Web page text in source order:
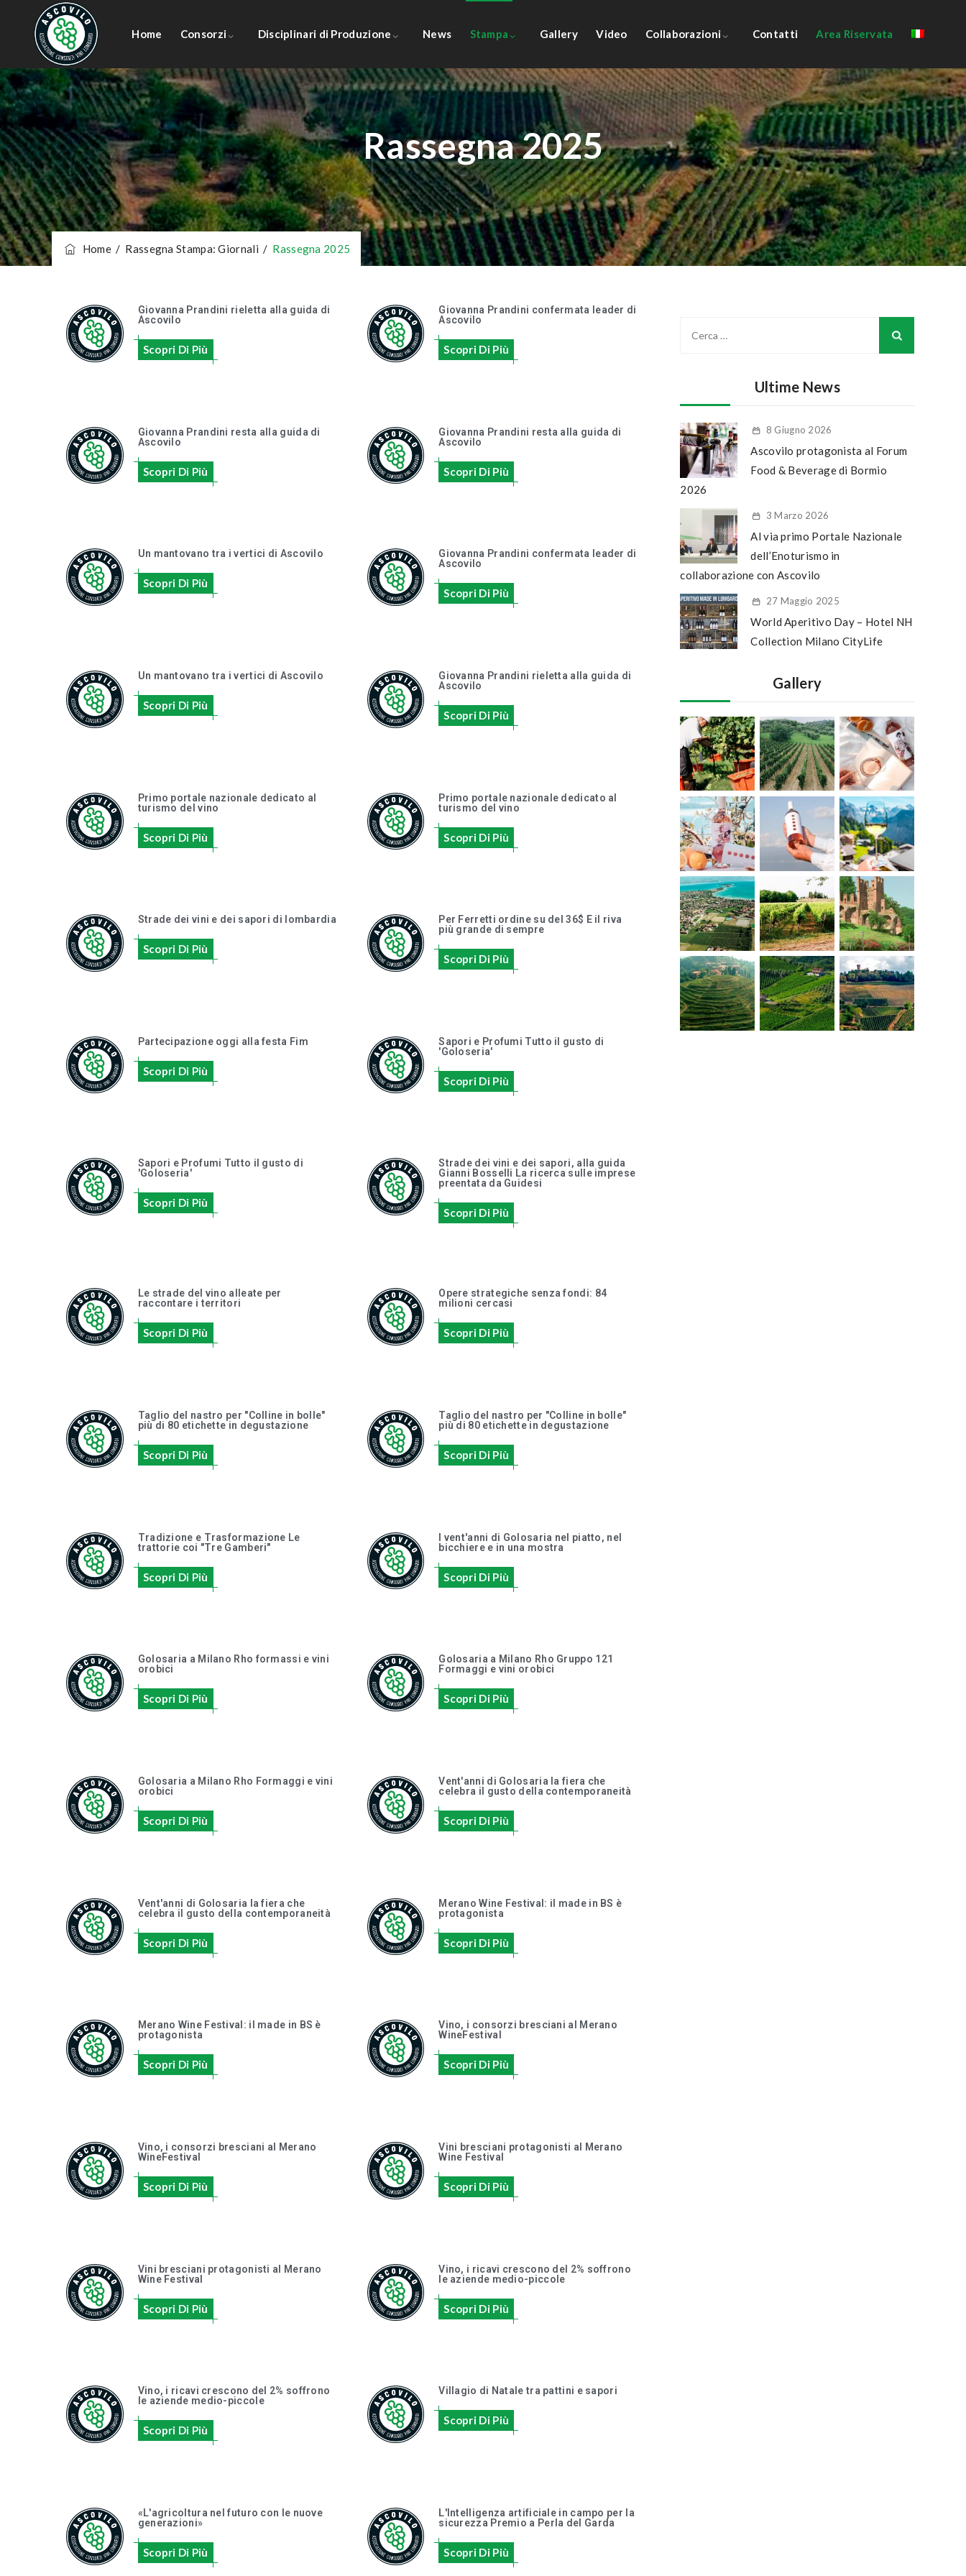
Home Consorzi Disciplinari di Produzione News Stampa Gallery Video Collaborazioni Contatti Area Riservata
Rassegna 2025
Home/ Rassegna Stampa: Giornali / Rassegna 2025
Giovanna Prandini rieletta alla guida di
Ascovilo
Scopri Di Più
Giovanna Prandini confermata leader di
Ascovilo
Scopri Di Più
Giovanna Prandini resta alla guida di
Ascovilo
Scopri Di Più
Giovanna Prandini resta alla guida di
Ascovilo
Scopri Di Più
Un mantovano tra i vertici di Ascovilo
Scopri Di Più
Giovanna Prandini confermata leader di
Ascovilo
Scopri Di Più
Un mantovano tra i vertici di Ascovilo
Scopri Di Più
Giovanna Prandini rieletta alla guida di
Ascovilo
Scopri Di Più
Primo portale nazionale dedicato al
turismo del vino
Scopri Di Più
Primo portale nazionale dedicato al
turismo del vino
Scopri Di Più
Strade dei vini e dei sapori di lombardia
Scopri Di Più
Per Ferretti ordine su del 36$ E il riva
più grande di sempre
Scopri Di Più
Partecipazione oggi alla festa Fim
Scopri Di Più
Sapori e Profumi Tutto il gusto di
'Goloseria'
Scopri Di Più
Sapori e Profumi Tutto il gusto di
'Goloseria'
Scopri Di Più
Strade dei vini e dei sapori, alla guida
Gianni Bosselli La ricerca sulle imprese
preentata da Guidesi
Scopri Di Più
Le strade del vino alleate per
raccontare i territori
Scopri Di Più
Opere strategiche senza fondi: 84
milioni cercasi
Scopri Di Più
Taglio del nastro per "Colline in bolle"
più di 80 etichette in degustazione
Scopri Di Più
Taglio del nastro per "Colline in bolle"
più di 80 etichette in degustazione
Scopri Di Più
Tradizione e Trasformazione Le
trattorie coi "Tre Gamberi"
Scopri Di Più
I vent'anni di Golosaria nel piatto, nel
bicchiere e in una mostra
Scopri Di Più
Golosaria a Milano Rho formassi e vini
orobici
Scopri Di Più
Golosaria a Milano Rho Gruppo 121
Formaggi e vini orobici
Scopri Di Più
Golosaria a Milano Rho Formaggi e vini
orobici
Scopri Di Più
Vent'anni di Golosaria la fiera che
celebra il gusto della contemporaneità
Scopri Di Più
Vent'anni di Golosaria la fiera che
celebra il gusto della contemporaneità
Scopri Di Più
Merano Wine Festival: il made in BS è
protagonista
Scopri Di Più
Merano Wine Festival: il made in BS è
protagonista
Scopri Di Più
Vino, i consorzi bresciani al Merano
WineFestival
Scopri Di Più
Vino, i consorzi bresciani al Merano
WineFestival
Scopri Di Più
Vini bresciani protagonisti al Merano
Wine Festival
Scopri Di Più
Vini bresciani protagonisti al Merano
Wine Festival
Scopri Di Più
Vino, i ricavi crescono del 2% soffrono
le aziende medio-piccole
Scopri Di Più
Vino, i ricavi crescono del 2% soffrono
le aziende medio-piccole
Scopri Di Più
Villagio di Natale tra pattini e sapori
Scopri Di Più
«L'agricoltura nel futuro con le nuove
generazioni»
Scopri Di Più
L'Intelligenza artificiale in campo per la
sicurezza Premio a Perla del Garda
Scopri Di Più
Ultime News
8 Giugno 2026
Ascovilo protagonista al Forum
Food & Beverage di Bormio
2026
3 Marzo 2026
Al via primo Portale Nazionale
dell’Enoturismo in
collaborazione con Ascovilo
27 Maggio 2025
World Aperitivo Day – Hotel NH
Collection Milano CityLife
Gallery